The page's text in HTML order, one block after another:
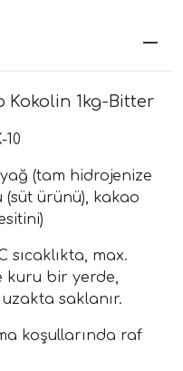
Kokolin 1kg-Bitter
10
(tam hidrojenize
(süt ürünü), kakao
sıcaklıkta, max.
kuru bir yerde,
saklanır.
koşullarında raf